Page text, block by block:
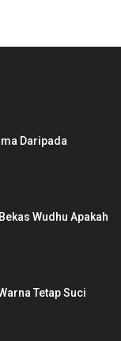
Daripada
Wudhu Apakah
Tetap Suci